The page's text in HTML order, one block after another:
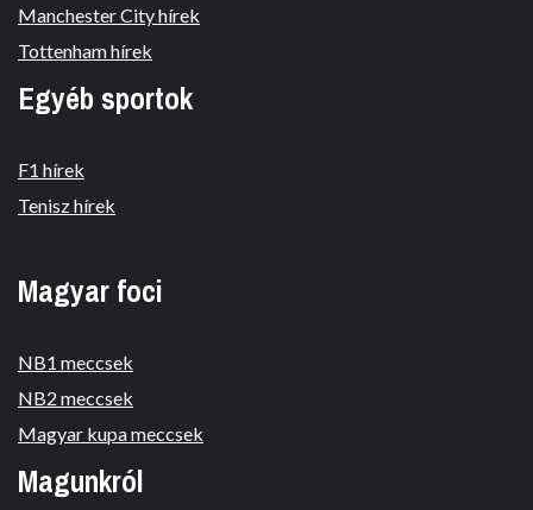
Manchester City hírek
Tottenham hírek
Egyéb sportok
F1 hírek
Tenisz hírek
Magyar foci
NB1 meccsek
NB2 meccsek
Magyar kupa meccsek
Magunkról